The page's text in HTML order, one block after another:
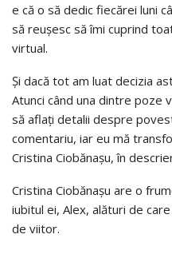
e că o să dedic fiecărei luni
să reușesc să îmi cuprind
virtual.
Și dacă tot am luat decizia
Atunci când una dintre poze
să aflați detalii despre
comentariu, iar eu mă
Cristina Ciobănașu, în
Cristina Ciobănașu are o
iubitul ei, Alex, alături de
de viitor.